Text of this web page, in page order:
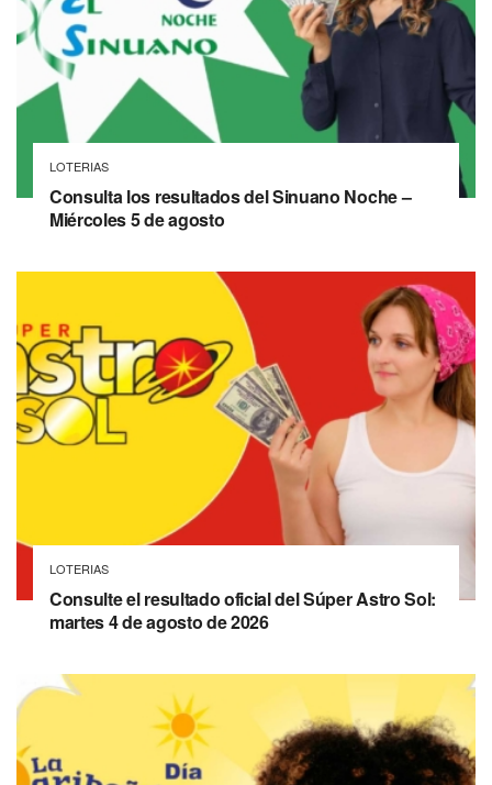
LOTERIAS
Consulta los resultados del Sinuano Noche –
Miércoles 5 de agosto
LOTERIAS
Consulte el resultado oficial del Súper Astro Sol:
martes 4 de agosto de 2026